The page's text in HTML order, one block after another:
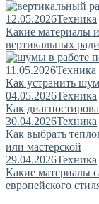
12.05.2026Техника
Какие материалы
вертикальных
11.05.2026Техника
Как устранить
04.05.2026Техника
Как
30.04.2026Техника
Как выбрать
или мастерской
29.04.2026Техника
Какие материалы
европейского